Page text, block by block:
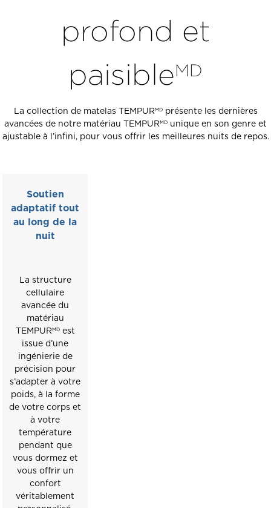
pour
vous
déplacer
profond et
paisibleMD
La collection de matelas TEMPURMDprésente les dernières
avancées de notre matériau TEMPURMD unique en son genre et
ajustable à l’infini, pour vous offrir les meilleures nuits de repos.
Soutien
adaptatif tout
au long de la
nuit
La structure
cellulaire
avancée du
matériau
TEMPURMDest
issue d’une
ingénierie de
précision pour
s’adapter à votre
poids, à la forme
de votre corps et
à votre
température
pendant que
vous dormez et
vous offrir un
confort
véritablement